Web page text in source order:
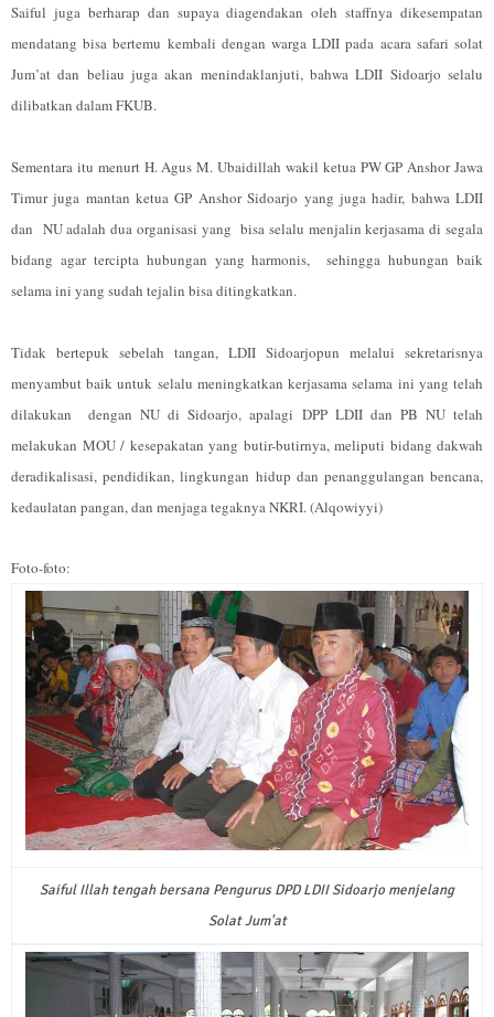
Saiful juga berharap dan supaya diagendakan oleh staffnya dikesempatan
mendatang bisa bertemu kembali dengan warga LDII pada acara safari solat
Jum’at dan beliau juga akan menindaklanjuti, bahwa LDII Sidoarjo selalu
dilibatkan dalam FKUB.
Sementara itu menurt H.Agus M. Ubaidillah wakil ketua PW GP Anshor Jawa
Timur juga mantan ketua GP Anshor Sidoarjo yang juga hadir, bahwa LDII
dan NU adalah dua organisasi yang bisa selalu menjalin kerjasama di segala
bidang agar tercipta hubungan yang harmonis, sehingga hubungan baik
selama ini yang sudah tejalin bisa ditingkatkan.
Tidak bertepuk sebelah tangan, LDII Sidoarjopun melalui sekretarisnya
menyambut baik untuk selalu meningkatkan kerjasama selama ini yang telah
dilakukan dengan NU di Sidoarjo, apalagi DPP LDII dan PB NU telah
melakukan MOU / kesepakatan yang butir-butirnya, meliputi bidang dakwah
deradikalisasi, pendidikan, lingkungan hidup dan penanggulangan bencana,
kedaulatan pangan, dan menjaga tegaknya NKRI.(Alqowiyyi)
Foto-foto:
Saiful Illah tengah bersana Pengurus DPD LDII Sidoarjo menjelang
Solat Jum'at